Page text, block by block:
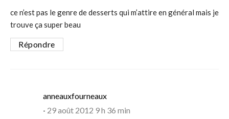
ce n’est pas le genre de desserts qui m’attire en général mais je
trouve ça super beau
Répondre
anneauxfourneauxsays:
29 août 2012 9 h 36 min